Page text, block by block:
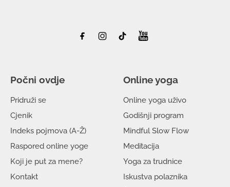
Počni ovdje
Pridruži se
Cjenik
Indeks pojmova (A-Ž)
Raspored online yoge
Koji je put za mene?
Kontakt
Online yoga
Online yoga uživo
Godišnji program
Mindful Slow Flow
Meditacija
Yoga za trudnice
Iskustva polaznika